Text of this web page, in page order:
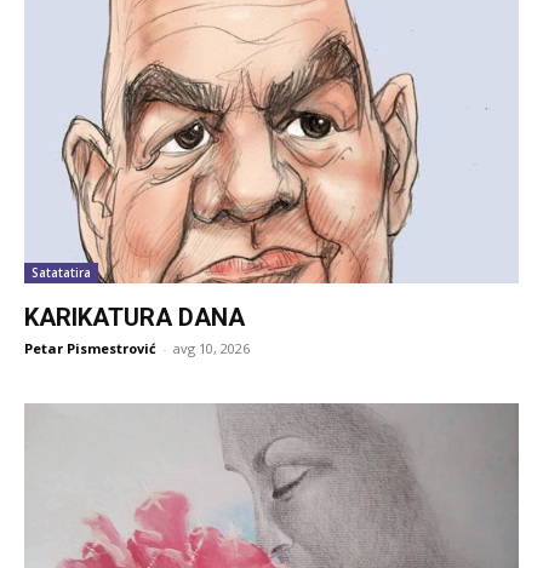
Satatatira
KARIKATURA DANA
Petar Pismestrović - avg 10, 2026